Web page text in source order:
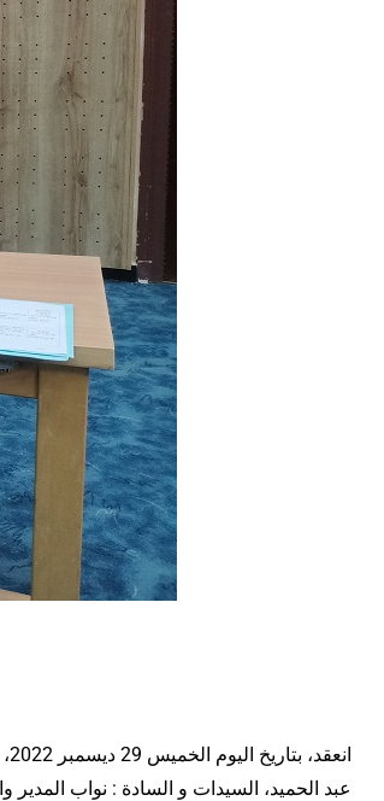
عبد الحميد، السيدات و السادة : نواب المدير